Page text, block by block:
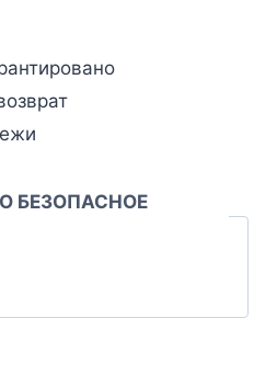
БЕЗОПАСНОЕ